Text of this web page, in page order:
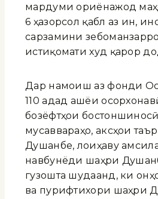
мардуми ориёнажод
6 ҳазорсол қабл аз ин,
сарзамини
истиқомати худ қарор
Дар намоиш аз фонди
110 адад ашёи
бозёфтҳои
мусаввараҳо, аксҳои
Душанбе, лоиҳаву
навбунёди шаҳри
гузошта шудаанд, ки
ва пурифтихори шаҳри